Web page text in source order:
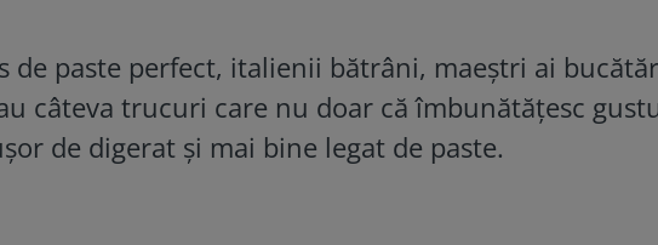
de paste perfect, italienii bătrâni, maeștri ai
câteva trucuri care nu doar că îmbunătățesc
de digerat și mai bine legat de paste.